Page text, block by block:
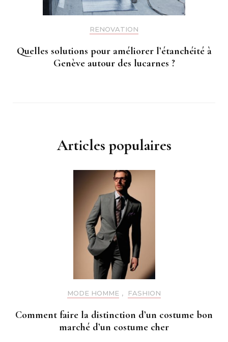
RENOVATION
Quelles solutions pour améliorer l’étanchéité à
Genève autour des lucarnes ?
Articles populaires
MODE HOMME , FASHION
Comment faire la distinction d’un costume bon
marché d’un costume cher